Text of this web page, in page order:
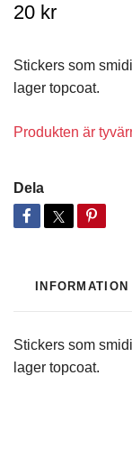
20 kr
Stickers som
lager topcoat.
Produkten är
Dela
INFORMATION
Stickers som
lager topcoat.